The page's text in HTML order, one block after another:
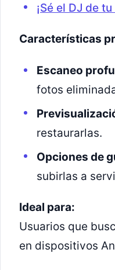
¡Sé el DJ de
Características
Escaneo
fotos
restaurarlas.
Opciones de
subirlas a
Ideal para:
Usuarios que
en dispositivos